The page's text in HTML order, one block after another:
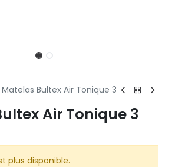
Matelas Bultex Air Tonique 3
Air Tonique 3
plus disponible.